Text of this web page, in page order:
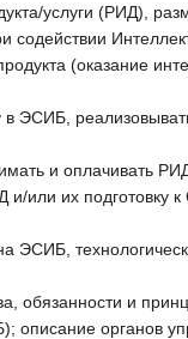
услуги (РИД),
(оказание
ЭСИБ,
и оплачивать
и/или их подготовку
ЭСИБ,
обязанности и
описание органов